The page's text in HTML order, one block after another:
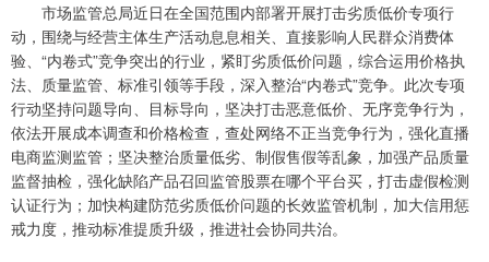
市场监管总局近日在全国范围内部署开展打击劣质低价专项行
动，围绕与经营主体生产活动息息相关、直接影响人民群众消费体
验、“内卷式”竞争突出的行业，紧盯劣质低价问题，综合运用价格执
法、质量监管、标准引领等手段，深入整治“内卷式”竞争。此次专项
行动坚持问题导向、目标导向，坚决打击恶意低价、无序竞争行为，
依法开展成本调查和价格检查，查处网络不正当竞争行为，强化直播
电商监测监管；坚决整治质量低劣、制假售假等乱象，加强产品质量
监督抽检，强化缺陷产品召回监管股票在哪个平台买，打击虚假检测
认证行为；加快构建防范劣质低价问题的长效监管机制，加大信用惩
戒力度，推动标准提质升级，推进社会协同共治。